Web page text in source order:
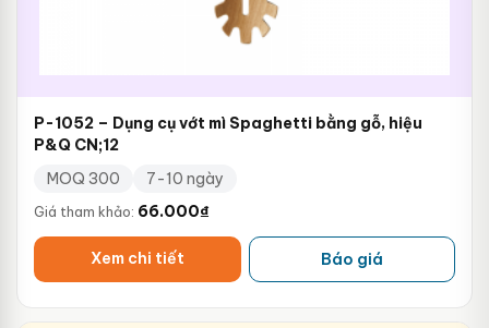
P-1052 – Dụng cụ vớt mì Spaghetti bằng gỗ, hiệu
P&Q CN;12
MOQ 300
7-10 ngày
Giá tham khảo: 66.000₫
Xem chi tiết Báo giá